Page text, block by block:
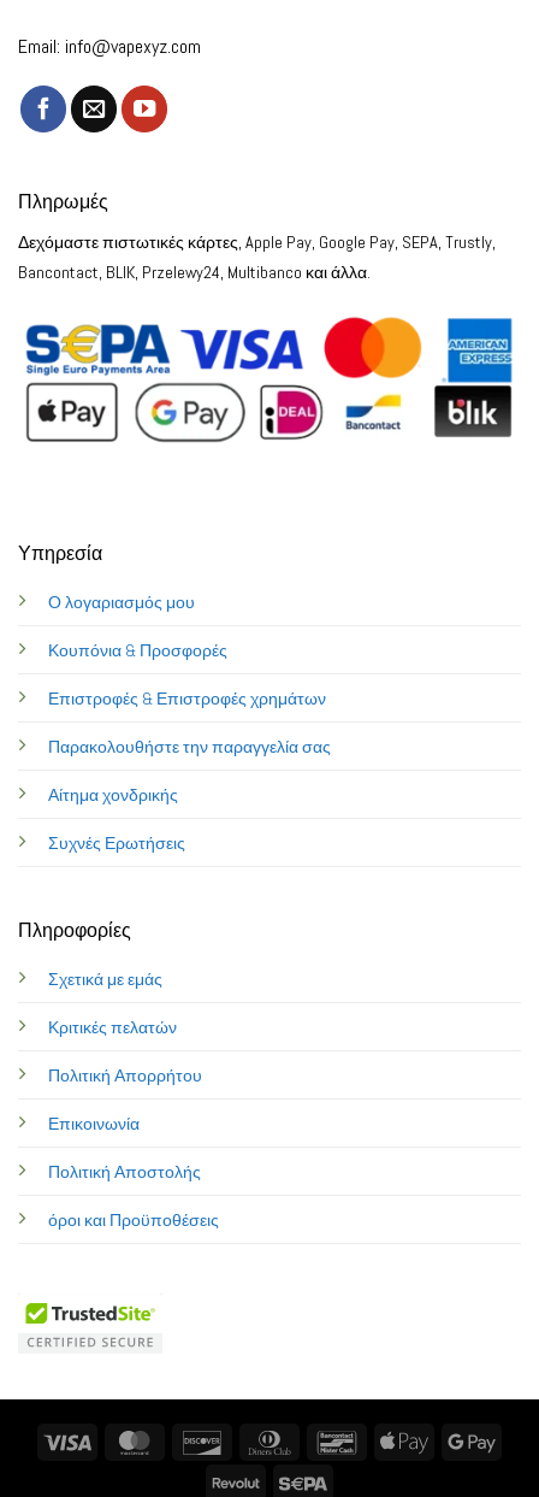
Email: info@vapexyz.com
Υπηρεσία
Ο λογαριασμός μου
Κουπόνια & Προσφορές
Επιστροφές & Επιστροφές χρημάτων
Παρακολουθήστε την παραγγελία σας
Αίτημα χονδρικής
Συχνές Ερωτήσεις
Πληροφορίες
Σχετικά με εμάς
Κριτικές πελατών
Πολιτική Απορρήτου
Επικοινωνία
Πολιτική Αποστολής
όροι και Προϋποθέσεις
Πληρωμές
Δεχόμαστε πιστωτικές κάρτες, Apple Pay, Google Pay, SEPA, Trustly,
Bancontact, BLIK, Przelewy24, Multibanco και άλλα.
MasterCard Discover
Dinners
BancontactApple
Revolut